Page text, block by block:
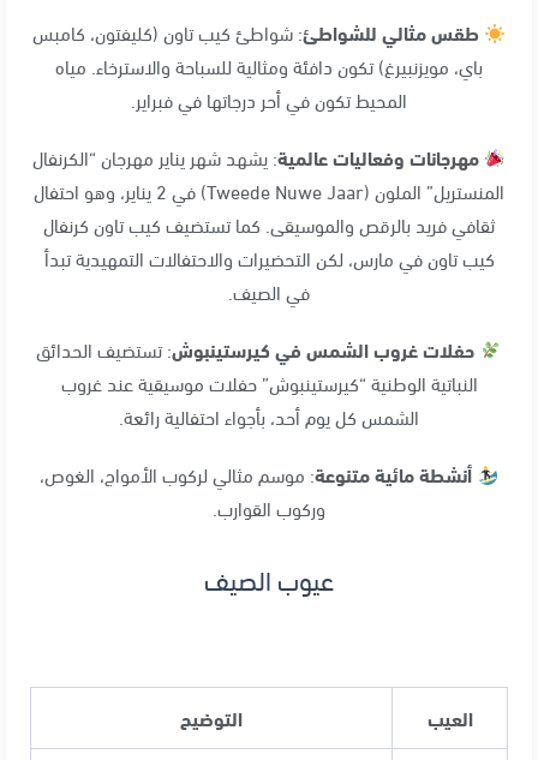
طقس مثالي للشواطئ: شواطئ كيب تاون (كليفتون، كامبس
باي، مويزنبيرغ) تكون دافئة ومثالية للسباحة والاسترخاء. مياه
المحيط تكون في أحر درجاتها في فبراير.
مهرجانات وفعاليات عالمية: يشهد شهر يناير مهرجان “الكرنفال
المنستريل” الملون (Tweede Nuwe Jaar) في 2 يناير، وهو احتفال
ثقافي فريد بالرقص والموسيقى. كما تستضيف كيب تاون كرنفال
كيب تاون في مارس، لكن التحضيرات والاحتفالات التمهيدية تبدأ
في الصيف.
حفلات غروب الشمس في كيرستينبوش: تستضيف الحدائق
النباتية الوطنية “كيرستينبوش” حفلات موسيقية عند غروب
الشمس كل يوم أحد، بأجواء احتفالية رائعة.
أنشطة مائية متنوعة: موسم مثالي لركوب الأمواج، الغوص،
وركوب القوارب.
عيوب الصيف
العيب
التوضيح